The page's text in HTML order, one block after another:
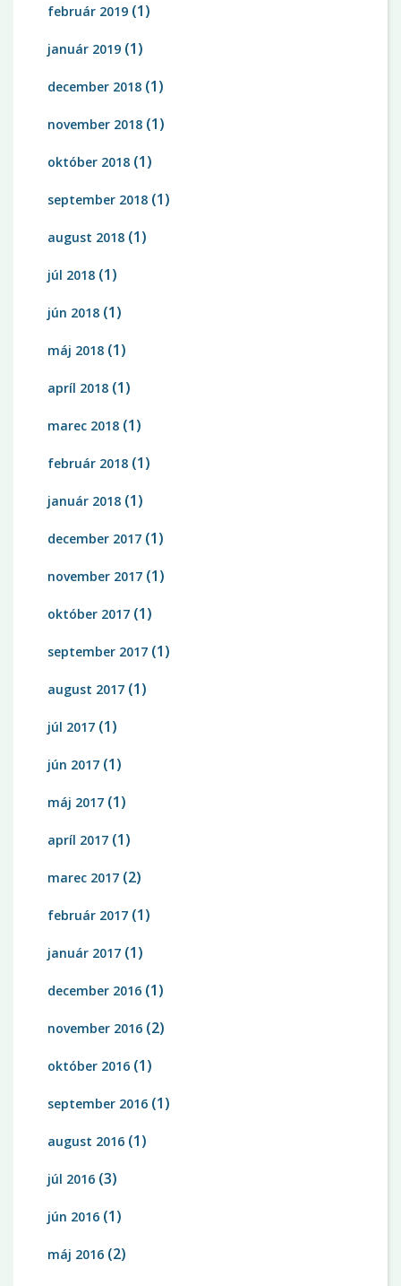
február 2019 (1)
január 2019 (1)
december 2018 (1)
november 2018 (1)
október 2018 (1)
september 2018 (1)
august 2018 (1)
júl 2018 (1)
jún 2018 (1)
máj 2018 (1)
apríl 2018 (1)
marec 2018 (1)
február 2018 (1)
január 2018 (1)
december 2017 (1)
november 2017 (1)
október 2017 (1)
september 2017 (1)
august 2017 (1)
júl 2017 (1)
jún 2017 (1)
máj 2017 (1)
apríl 2017 (1)
marec 2017 (2)
február 2017 (1)
január 2017 (1)
december 2016 (1)
november 2016 (2)
október 2016 (1)
september 2016 (1)
august 2016 (1)
júl 2016 (3)
jún 2016 (1)
máj 2016 (2)